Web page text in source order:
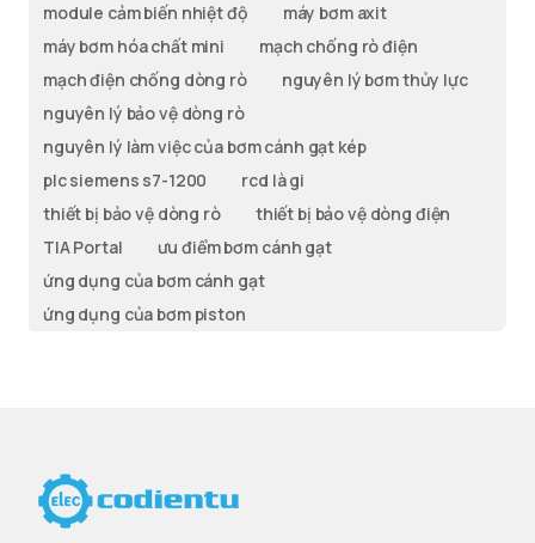
module cảm biến nhiệt độ
máy bơm axit
máy bơm hóa chất mini
mạch chống rò điện
mạch điện chống dòng rò
nguyên lý bơm thủy lực
nguyên lý bảo vệ dòng rò
nguyên lý làm việc của bơm cánh gạt kép
plc siemens s7-1200
rcd là gi
thiết bị bảo vệ dòng rò
thiết bị bảo vệ dòng điện
TIA Portal
ưu điểm bơm cánh gạt
ứng dụng của bơm cánh gạt
ứng dụng của bơm piston